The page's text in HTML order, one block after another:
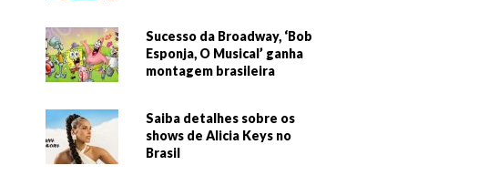
Sucesso da Broadway, ‘Bob
Esponja, O Musical’ ganha
montagem brasileira
Saiba detalhes sobre os
shows de Alicia Keys no
Brasil